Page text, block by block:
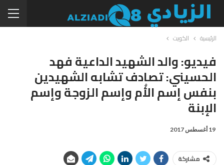
الرئيسية الكويت
فيديو: والد الشهيد الداعية فهد
الحسيني: تصادف تشابه الشهيدين
بنفس إسم الأُم وإسم الزوجة وإسم
الإبنة
19 أغسطس 2017
مشاركة